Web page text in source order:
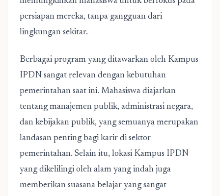
persiapan mereka, tanpa gangguan dari
lingkungan sekitar.
Berbagai program yang ditawarkan oleh Kampus
IPDN sangat relevan dengan kebutuhan
pemerintahan saat ini. Mahasiswa diajarkan
tentang manajemen publik, administrasi negara,
dan kebijakan publik, yang semuanya merupakan
landasan penting bagi karir di sektor
pemerintahan. Selain itu, lokasi Kampus IPDN
yang dikelilingi oleh alam yang indah juga
memberikan suasana belajar yang sangat